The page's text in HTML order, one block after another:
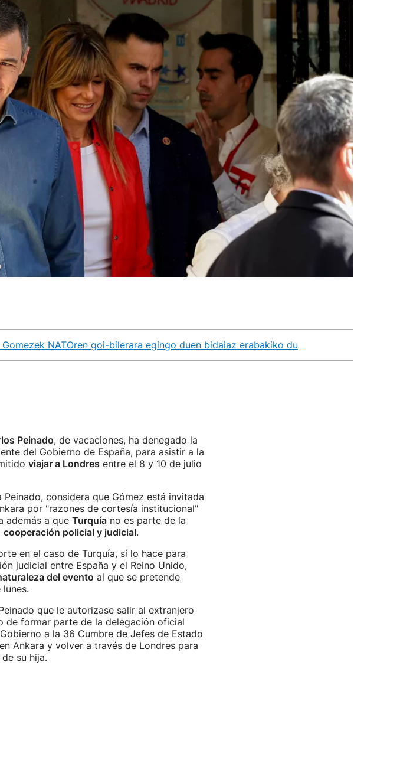
NATOren goi-bilerara egingo duen bidaiaz erabakiko du
Peinado, de vacaciones, ha denegado la
del Gobierno de España, para asistir a la
viajar a Londres entre el 8 y 10 de julio
Peinado, considera que Gómez está invitada
por "razones de cortesía institucional"
además a que Turquíano es parte de la
cooperación policial y judicial.
en el caso de Turquía, sí lo hace para
judicial entre España y el Reino Unido,
del evento al que se pretende
que le autorizase salir al extranjero
de formar parte de la delegación oficial
a la 36 Cumbre de Jefes de Estado
Ankara y volver a través de Londres para
su hija.